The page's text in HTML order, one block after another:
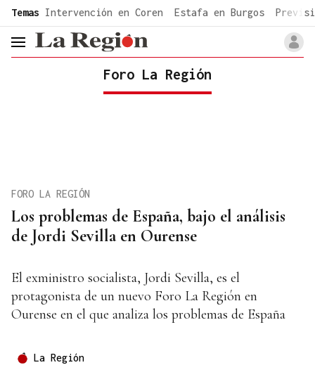
common.go-to-content
Temas Intervención en Coren Estafa en Burgos
header.menu.open
Foro La Región
Los problemas de España, bajo el análisis
de Jordi Sevilla en Ourense
FORO LA REGIÓN
El exministro socialista, Jordi Sevilla, es el
protagonista de un nuevo Foro La Región en
Ourense en el que analiza los problemas de España
La Región